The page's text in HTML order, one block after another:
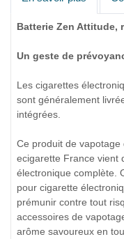
Batterie Zen Attitude,
Un geste de
Les cigarettes
sont généralement
intégrées.
Ce produit de
ecigarette France vient
électronique complète.
pour cigarette
prémunir contre tout
accessoires de
arôme savoureux en